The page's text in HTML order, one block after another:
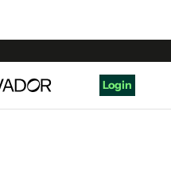
Login